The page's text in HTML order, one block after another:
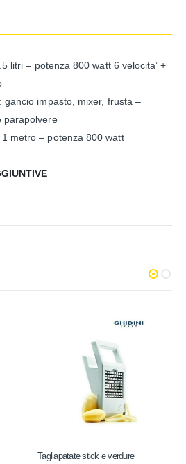
litri – potenza 800 watt 6 velocita’ +
gancio impasto, mixer, frusta –
parapolvere
metro – potenza 800 watt
Tagliapatate stick e verdure